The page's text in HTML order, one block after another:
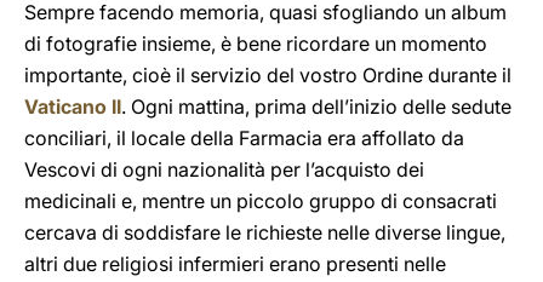
Sempre facendo memoria, quasi sfogliando un album
di fotografie insieme, è bene ricordare un momento
importante, cioè il servizio del vostro Ordine durante il
Vaticano II. Ogni mattina, prima dell’inizio delle sedute
conciliari, il locale della Farmacia era affollato da
Vescovi di ogni nazionalità per l’acquisto dei
medicinali e, mentre un piccolo gruppo di consacrati
cercava di soddisfare le richieste nelle diverse lingue,
altri due religiosi infermieri erano presenti nelle